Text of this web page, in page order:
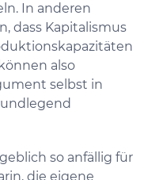
In anderen
dass Kapitalismus
also
selbst in
so anfällig für
die eigene